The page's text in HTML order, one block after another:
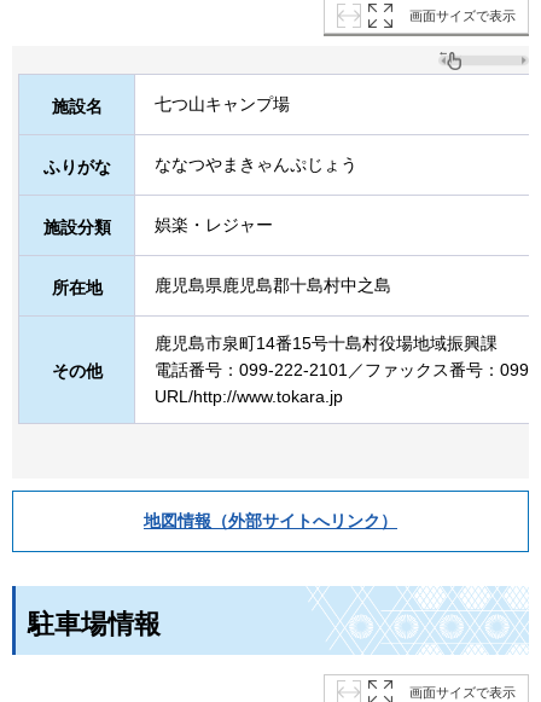
画面サイズで表示
施設名 七つ山キャンプ場
ふりがな ななつやまきゃんぷじょう
施設分類 娯楽・レジャー
所在地 鹿児島県鹿児島郡十島村中之島
その他
鹿児島市泉町14番15号十島村役場地域振興課
電話番号：099-222-2101／ファックス番号：099-
URL/http://www.tokara.jp
地図情報（外部サイトへリンク）
駐車場情報
画面サイズで表示